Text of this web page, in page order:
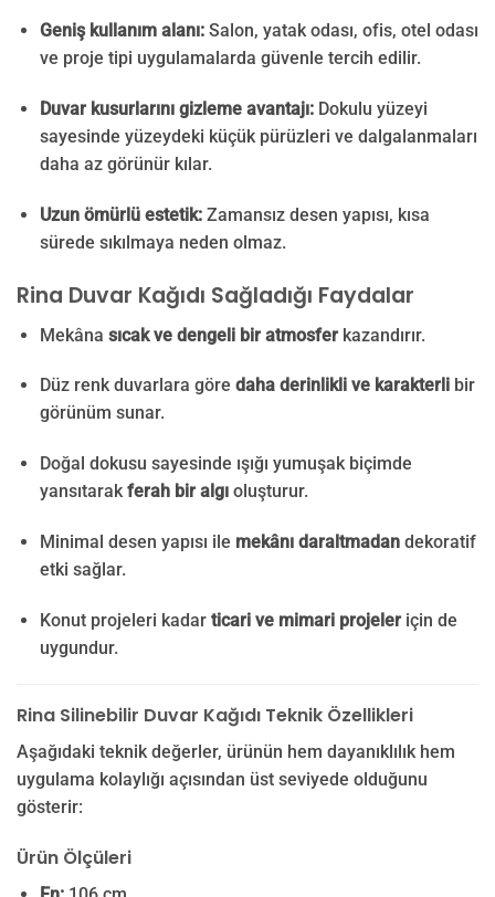
Geniş kullanım alanı:Salon, yatak odası, ofis, otel odası
ve proje tipi uygulamalarda güvenle tercih edilir.
Duvar kusurlarını gizleme avantajı:Dokulu yüzeyi
sayesinde yüzeydeki küçük pürüzleri ve dalgalanmaları
daha az görünür kılar.
Uzun ömürlü estetik:Zamansız desen yapısı, kısa
sürede sıkılmaya neden olmaz.
Rina Duvar Kağıdı Sağladığı Faydalar
Mekâna sıcak ve dengeli bir atmosferkazandırır.
Düz renk duvarlara göre daha derinlikli ve karakterlibir
görünüm sunar.
Doğal dokusu sayesinde ışığı yumuşak biçimde
yansıtarakferah bir algıoluşturur.
Minimal desen yapısı ile mekânı daraltmadandekoratif
etki sağlar.
Konut projeleri kadar ticari ve mimari projeleriçin de
uygundur.
Rina Silinebilir Duvar Kağıdı Teknik Özellikleri
Aşağıdaki teknik değerler, ürünün hem dayanıklılık hem
uygulama kolaylığı açısından üst seviyede olduğunu
gösterir:
Ürün Ölçüleri